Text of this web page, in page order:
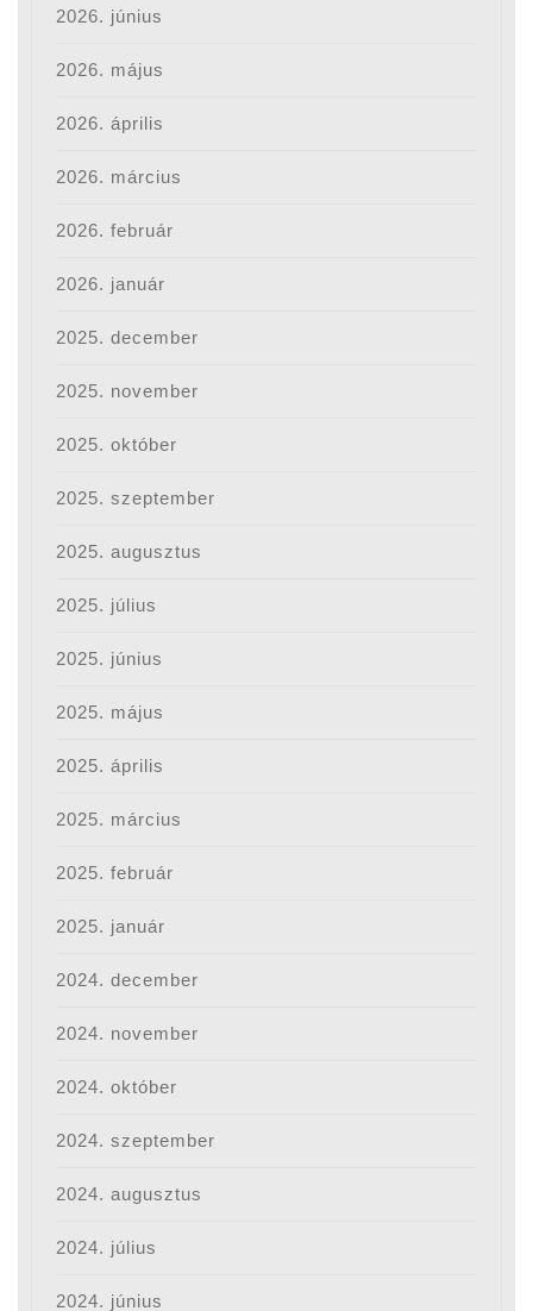
2026. június
2026. május
2026. április
2026. március
2026. február
2026. január
2025. december
2025. november
2025. október
2025. szeptember
2025. augusztus
2025. július
2025. június
2025. május
2025. április
2025. március
2025. február
2025. január
2024. december
2024. november
2024. október
2024. szeptember
2024. augusztus
2024. július
2024. június